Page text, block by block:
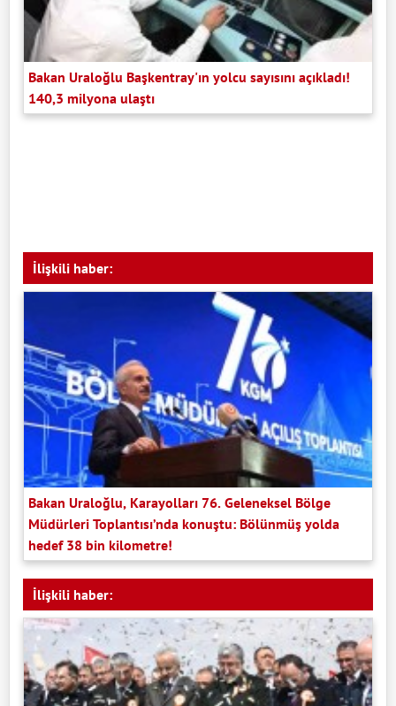
Bakan Uraloğlu Başkentray'ın yolcu sayısını açıkladı!
140,3 milyona ulaştı
İlişkili haber:
Bakan Uraloğlu, Karayolları 76. Geleneksel Bölge
Müdürleri Toplantısı’nda konuştu: Bölünmüş yolda
hedef 38 bin kilometre!
İlişkili haber: